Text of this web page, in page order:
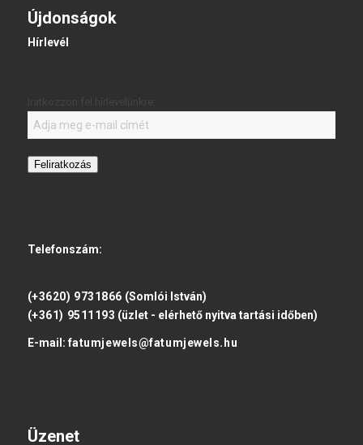
Újdonságok
Hírlevél
Feliratkozás
Telefonszám:
(+3620) 9731866 (Somlói István)
(+361) 9511193 (üzlet - elérhető nyitva tartási időben)
E-mail: fatumjewels@fatumjewels.hu
Üzenet